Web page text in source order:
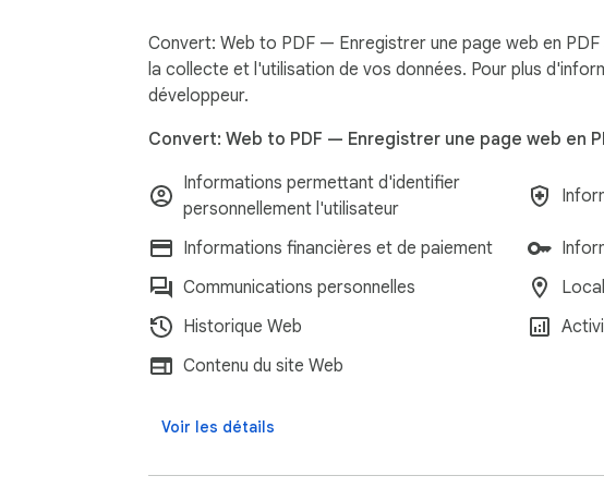
• Supprimer des éléments — cliquez sur n'importe quoi
• Annulation instantanée (Ctrl+Z)
• Masquer les éléments fixes — supprime les en-têtes et
• Charger toutes les images — assure que les images en
👀 APERÇU AVANT D'ENREGISTRER
• Aperçu PDF complet avant le téléchargement
• Imprimer directement depuis l'aperçu
• Partager sans télécharger
Convert: Web to PDF — Enregistrer une page web en
la collecte et l'utilisation de vos données. Pour plus
développeur.
Convert: Web to PDF — Enregistrer une page web en
Informations permettant d'identifier
personnellement l'utilisateur
Informations financières et de paiement
Communications personnelles
Historique Web
Contenu du site Web
Voir les détails